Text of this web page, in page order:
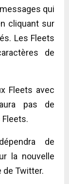
qui
cliquant sur
Les Fleets
de
Fleets avec
pas de
de
la nouvelle
Twitter.